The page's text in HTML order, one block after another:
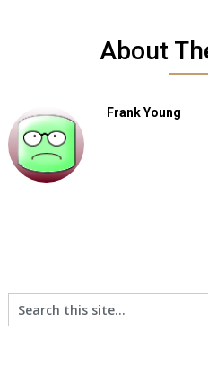
About
Frank Young